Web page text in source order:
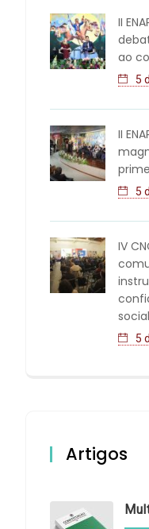
II
ao
5
II
5
IV
social
5
Artigos
Multa pune, e